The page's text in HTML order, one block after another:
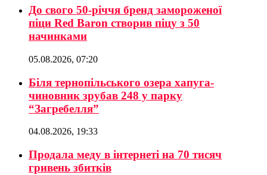
До свого 50-річчя бренд замороженої
піци Red Baron створив піцу з 50
начинками
05.08.2026, 07:20
Біля тернопільського озера хапуга-
чиновник зрубав 248 у парку
“Загребелля”
04.08.2026, 19:33
Продала меду в інтернеті на 70 тисяч
гривень збитків